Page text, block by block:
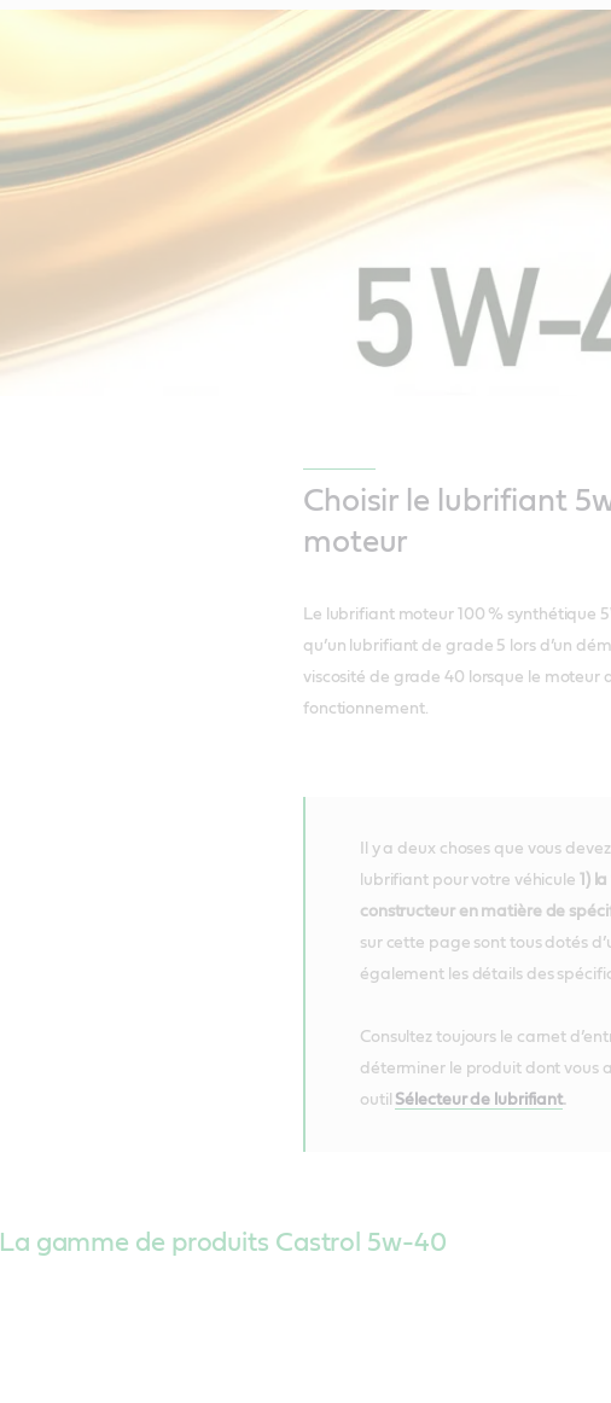
Choisir le lubrifiant
moteur
Le lubrifiant moteur 100 % synthétique
qu’un lubrifiant de grade 5 lors d’un
viscosité de grade 40 lorsque le
fonctionnement.
Il y a deux choses que vous
lubrifiant pour votre véhicule 1)
constructeur en matière de
sur cette page sont tous dotés
également les détails des
Consultez toujours le carnet
déterminer le produit dont vous
outil Sélecteur de lubrifiant.
La gamme de produits Castrol 5w-40